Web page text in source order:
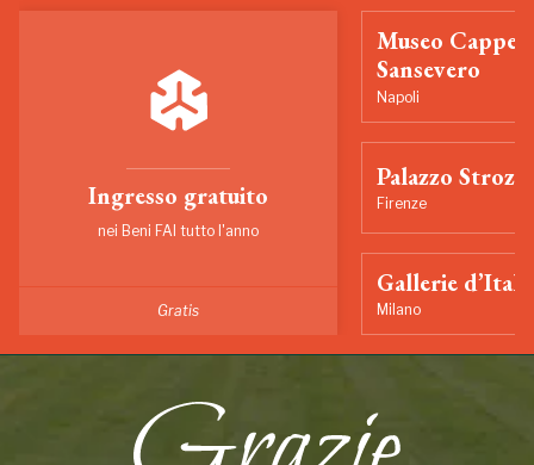
Ingresso gratuito
nei Beni FAI tutto l'anno
Gratis
Museo
Sansevero
Napoli
Palazzo Strozzi
Firenze
Gallerie
Milano